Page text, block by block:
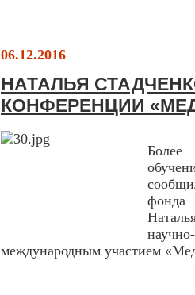
06.12.2016
НАТАЛЬЯ
КОНФЕРЕНЦИИ
фонда
международным участием